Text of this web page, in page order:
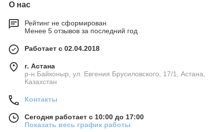
О нас
Рейтинг не сформирован
Менее 5 отзывов за последний год
Работает с 02.04.2018
г. Астана
р-н Байконыр, ул. Евгения Брусиловского, 17/1, Астана,
Казахстан
Контакты
Сегодня работает с 10:00 до 17:00
Показать весь график работы